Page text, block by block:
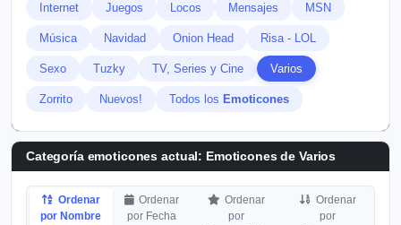
Internet Juegos Locos Mensajes MSN
Música Navidad Onion Head Risa - LOL
Sexo Tuzky TV, Series y Cine Varios
Zorrito Nuevos! Todos los Emoticones
Categoría emoticones actual: Emoticones de Varios
Ordenar
por Nombre
Ordenar
por Fecha
Ordenar
por
Ordenar
por